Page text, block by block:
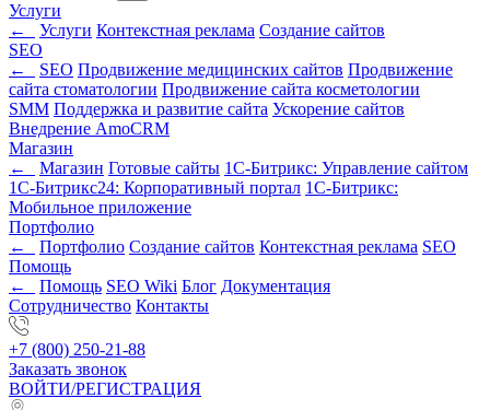
Услуги
←
Услуги Контекстная реклама Создание сайтов
SEO
←
SEO Продвижение медицинских сайтов Продвижение
сайта стоматологии Продвижение сайта косметологии
SMM Поддержка и развитие сайта Ускорение сайтов
Внедрение AmoCRM
Магазин
←
Магазин Готовые сайты 1С-Битрикс: Управление сайтом
1С-Битрикс24: Корпоративный портал 1С-Битрикс:
Мобильное приложение
Портфолио
←
Портфолио Создание сайтов Контекстная реклама SEO
Помощь
←
Помощь SEO Wiki Блог Документация
Сотрудничество Контакты
+7 (800) 250-21-88
Заказать звонок
ВОЙТИ/РЕГИСТРАЦИЯ